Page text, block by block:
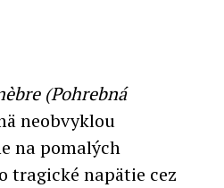
(Pohrebná
neobvyklou
na pomalých
tragické napätie cez